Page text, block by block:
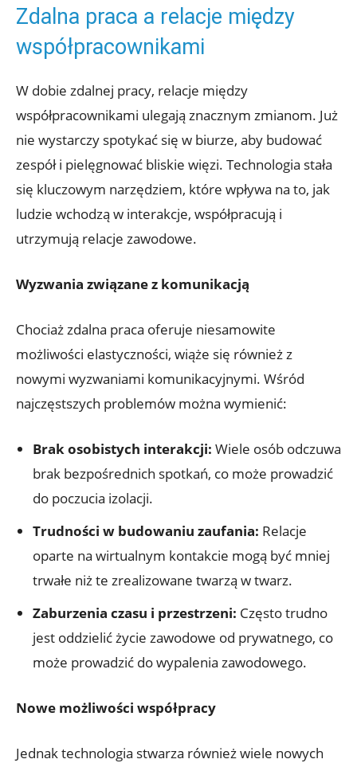
Zdalna praca a relacje między
współpracownikami
W dobie zdalnej pracy, relacje między
współpracownikami ulegają znacznym zmianom. Już
nie wystarczy spotykać się w biurze, aby budować
zespół i pielęgnować bliskie więzi. Technologia stała
się kluczowym narzędziem, które wpływa na to, jak
ludzie wchodzą w interakcje, współpracują i
utrzymują relacje zawodowe.
Wyzwania związane z komunikacją
Chociaż zdalna praca oferuje niesamowite
możliwości elastyczności, wiąże się również z
nowymi wyzwaniami komunikacyjnymi. Wśród
najczęstszych problemów można wymienić:
Brak osobistych interakcji: Wiele osób odczuwa
brak bezpośrednich spotkań, co może prowadzić
do poczucia izolacji.
Trudności w budowaniu zaufania: Relacje
oparte na wirtualnym kontakcie mogą być mniej
trwałe niż te zrealizowane twarzą w twarz.
Zaburzenia czasu i przestrzeni: Często trudno
jest oddzielić życie zawodowe od prywatnego, co
może prowadzić do wypalenia zawodowego.
Nowe możliwości współpracy
Jednak technologia stwarza również wiele nowych